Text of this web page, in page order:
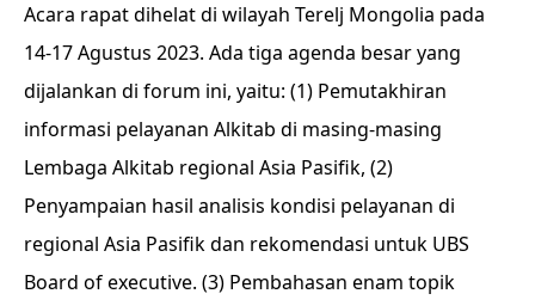
Acara rapat dihelat di wilayah Terelj Mongolia pada
14-17 Agustus 2023. Ada tiga agenda besar yang
dijalankan di forum ini, yaitu: (1) Pemutakhiran
informasi pelayanan Alkitab di masing-masing
Lembaga Alkitab regional Asia Pasifik, (2)
Penyampaian hasil analisis kondisi pelayanan di
regional Asia Pasifik dan rekomendasi untuk UBS
Board of executive. (3) Pembahasan enam topik